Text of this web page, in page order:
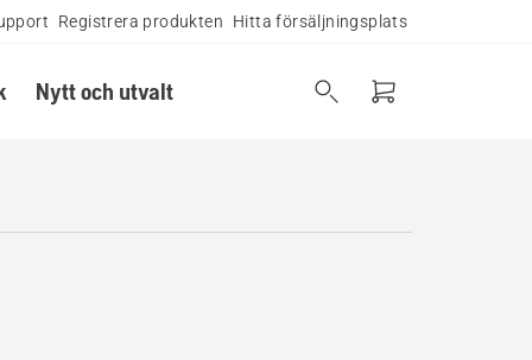
Registrera produkten Hitta försäljningsplats
Nytt och utvalt